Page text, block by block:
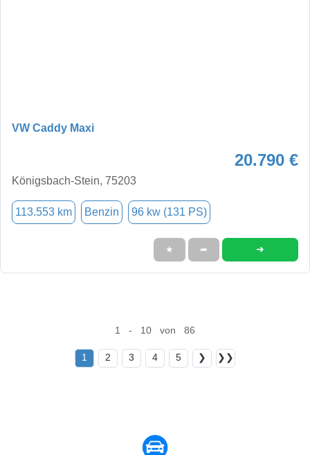
VW Caddy Maxi
20.790 €
Königsbach-Stein, 75203
113.553 km Benzin 96 kw (131 PS)
★ ➦ ➜
1 - 10 von 86
1 2 3 4 5 ❯ ❯❯